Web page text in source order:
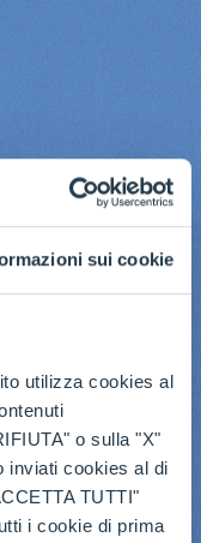
sui cookie
utilizza cookies al
o sulla "X"
inviati cookies al di
TUTTI"
i cookie di prima